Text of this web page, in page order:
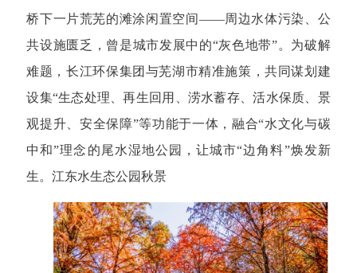
桥下一片荒芜的滩涂闲置空间——周边水体污染、公
共设施匮乏，曾是城市发展中的“灰色地带”。为破解
难题，长江环保集团与芜湖市精准施策，共同谋划建
设集“生态处理、再生回用、涝水蓄存、活水保质、景
观提升、安全保障”等功能于一体，融合“水文化与碳
中和”理念的尾水湿地公园，让城市“边角料”焕发新
生。江东水生态公园秋景